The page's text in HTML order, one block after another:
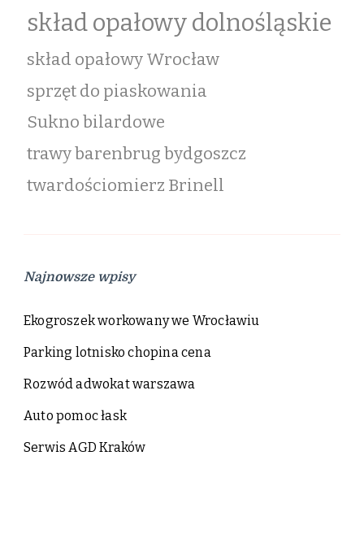
skład opałowy dolnośląskie
skład opałowy Wrocław
sprzęt do piaskowania
Sukno bilardowe
trawy barenbrug bydgoszcz
twardościomierz Brinell
Najnowsze wpisy
Ekogroszek workowany we Wrocławiu
Parking lotnisko chopina cena
Rozwód adwokat warszawa
Auto pomoc łask
Serwis AGD Kraków